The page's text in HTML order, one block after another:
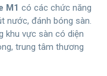
M1 có các chức năng
nước, đánh bóng sàn.
khu vực sàn có diện
trung tâm thương